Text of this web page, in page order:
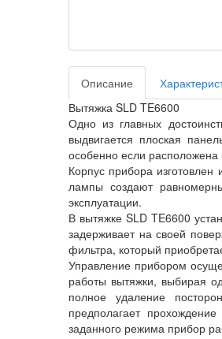
Описание
Вытяжка SLD TE6600
Одно из главных
выдвигается плоская
особенно если
Корпус прибора
лампы создают
эксплуатации.
В вытяжке SLD TE6600
задерживает на своей
фильтра, который
Управление прибором
работы вытяжки, выбирая
полное удаление
предполагает
заданного режима прибор